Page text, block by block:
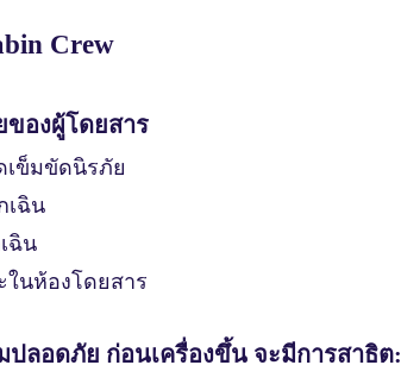
Crew
องผู้โดยสาร
เข็มขัดนิรภัย
เฉิน
ฉิน
นห้องโดยสาร
ลอดภัย ก่อนเครื่องขึ้น จะมีการสาธิต: